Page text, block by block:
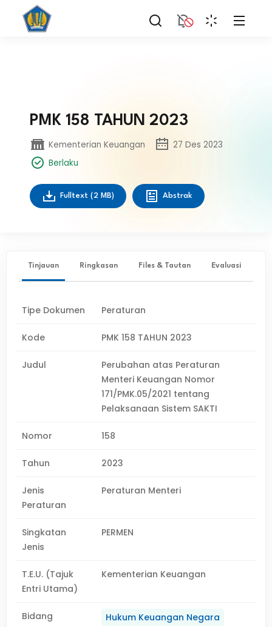
PMK 158 TAHUN 2023
Kementerian Keuangan
27 Des 2023
Berlaku
Fulltext (2 MB) Abstrak
Tinjauan Ringkasan Files & Tautan Evaluasi
Tipe Dokumen Peraturan
Kode PMK 158 TAHUN 2023
Judul
Perubahan atas Peraturan
Menteri Keuangan Nomor
171/PMK.05/2021 tentang
Pelaksanaan Sistem SAKTI
Nomor 158
Tahun 2023
Jenis
Peraturan
Peraturan Menteri
Singkatan
Jenis
PERMEN
T.E.U. (Tajuk
Entri Utama)
Kementerian Keuangan
Bidang Hukum Keuangan Negara